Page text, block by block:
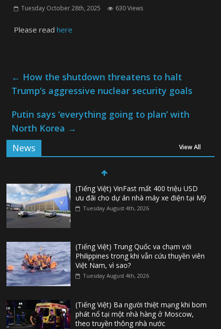
Tuesday October 28th, 2025 630 Views
Please readhere
← How the shutdown threatens to halt
Trump’s aggressive nuclear security goals
Putin says ‘everything going to plan’ with
North Korea →
News
View All
(Tiếng Việt) VinFast mất 400 triệu USD
ưu đãi cho dự án nhà máy xe điện tại Mỹ
Tuesday August 4th, 2026
(Tiếng Việt) Trung Quốc va chạm với
Philippines trong khi vẫn cứu thuyền viên
Việt Nam, vì sao?
Tuesday August 4th, 2026
(Tiếng Việt) Ba người thiệt mạng khi bom
phát nổ tại một nhà hàng ở Moscow,
theo truyền thông nhà nước